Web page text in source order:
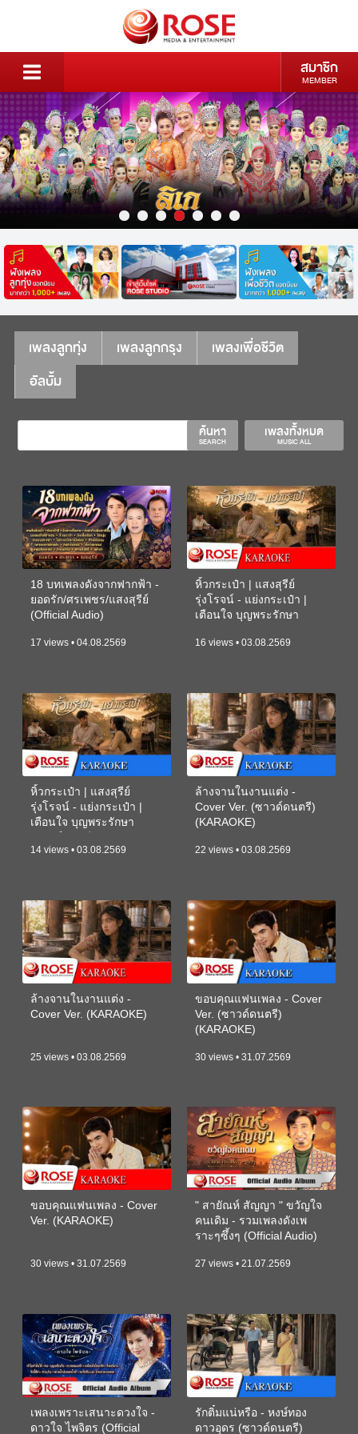
สมาชิก
MEMBER
เพลงลูกทุ่ง เพลงลูกกรุง
เพลงเพื่อชีวิต
อัลบั้ม
เพลงทั้งหมด
MUSIC ALL
ค้นหา
SEARCH
18 บทเพลงดังจากฟากฟ้า -
ยอดรัก/ศรเพชร/แสงสุรีย์
(Official Audio)
17 views • 04.08.2569
หิ้วกระเป๋า | แสงสุรีย์
รุ่งโรจน์ - แย่งกระเป๋า |
เตือนใจ บุญพระรักษา
16 views • 03.08.2569
หิ้วกระเป๋า | แสงสุรีย์
รุ่งโรจน์ - แย่งกระเป๋า |
เตือนใจ บุญพระรักษา
14 views • 03.08.2569
ล้างจานในงานแต่ง -
Cover Ver. (ซาวด์ดนตรี)
(KARAOKE)
22 views • 03.08.2569
ล้างจานในงานแต่ง -
Cover Ver. (KARAOKE)
25 views • 03.08.2569
ขอบคุณแฟนเพลง - Cover
Ver. (ซาวด์ดนตรี)
(KARAOKE)
30 views • 31.07.2569
ขอบคุณแฟนเพลง - Cover
Ver. (KARAOKE)
30 views • 31.07.2569
" สายัณห์ สัญญา " ขวัญใจ
คนเดิม - รวมเพลงดังเพ
ราะๆซึ้งๆ (Official Audio)
27 views • 21.07.2569
เพลงเพราะเสนาะดวงใจ -
ดาวใจ ไพจิตร (Official
รักติ๋มแน่หรือ - หงษ์ทอง
ดาวอุดร (ซาวด์ดนตรี)